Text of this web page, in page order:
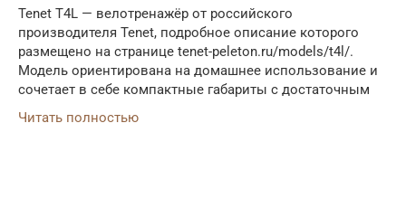
Tenet T4L — велотренажёр от российского
производителя Tenet, подробное описание которого
размещено на странице tenet-peleton.ru/models/t4l/.
Модель ориентирована на домашнее использование и
сочетает в себе компактные габариты с достаточным
Читать полностью